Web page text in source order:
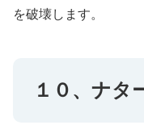
を破壊します。
１０、ナタ